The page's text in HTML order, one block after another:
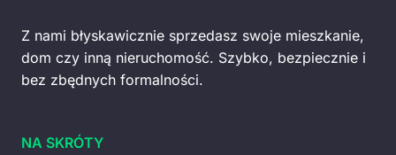
Z nami błyskawicznie sprzedasz swoje mieszkanie,
dom czy inną nieruchomość. Szybko, bezpiecznie i
bez zbędnych formalności.
NA SKRÓTY